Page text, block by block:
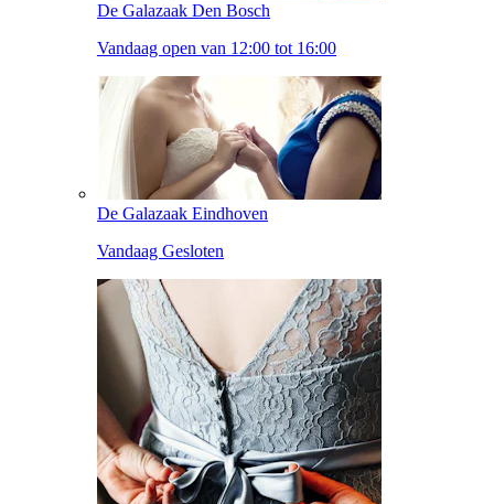
De Galazaak Den Bosch
Vandaag open van 12:00 tot 16:00
De Galazaak Eindhoven
Vandaag Gesloten